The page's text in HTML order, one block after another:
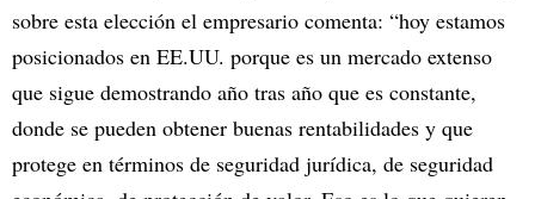
sobre esta elección el empresario comenta: “hoy estamos
posicionados en EE.UU. porque es un mercado extenso
que sigue demostrando año tras año que es constante,
donde se pueden obtener buenas rentabilidades y que
protege en términos de seguridad jurídica, de seguridad